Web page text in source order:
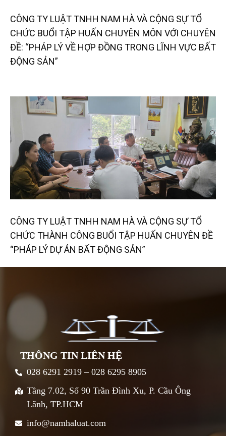
CÔNG TY LUẬT TNHH NAM HÀ VÀ CỘNG SỰ TỔ
CHỨC BUỔI TẬP HUẤN CHUYÊN MÔN VỚI CHUYÊN
ĐỀ: “PHÁP LÝ VỀ HỢP ĐỒNG TRONG LĨNH VỰC BẤT
ĐỘNG SẢN”
CÔNG TY LUẬT TNHH NAM HÀ VÀ CỘNG SỰ TỔ
CHỨC THÀNH CÔNG BUỔI TẬP HUẤN CHUYÊN ĐỀ
“PHÁP LÝ DỰ ÁN BẤT ĐỘNG SẢN”
THÔNG TIN LIÊN HỆ
028 6291 2919 – 028 6295 8905
Tầng 7.02, Số 90 Trần Đình Xu, P. Cầu Ông
Lãnh, TP.HCM
info@namhaluat.com